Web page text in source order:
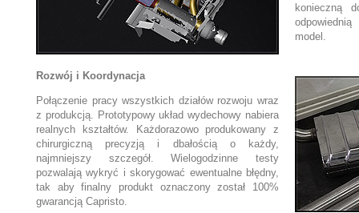
konieczną
model.
Rozwój i Koordynacja
Połączenie pracy wszystkich działów rozwoju wraz
z produkcją. Prototypowy układ wydechowy nabiera
realnych kształtów. Każdorazowo produkowany z
chirurgiczną precyzją i dbałością o każdy,
najmniejszy szczegół. Wielogodzinne testy
pozwalają wykryć i skorygować ewentualne błędny,
tak aby finalny produkt oznaczony został 100%
gwarancją Capristo.